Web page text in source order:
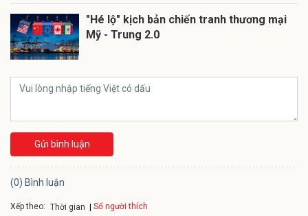
"Hé lộ" kịch bản chiến tranh thương mại
Mỹ - Trung 2.0
Gửi bình luận
(0) Bình luận
Xếp theo: Thời gian Số người thích